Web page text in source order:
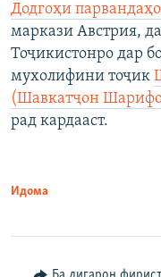
Додгоҳи
маркази Австрия,
Тоҷикистонро дар
мухолифини тоҷик
(Шавкатҷон
рад кардааст.
Идома